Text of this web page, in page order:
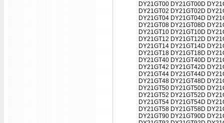
DY21GT00 DY21GT00D
DY21GT02 DY21GT02D
DY21GT04 DY21GT04D
DY21GT08 DY21GT08D
DY21GT10 DY21GT10D
DY21GT12 DY21GT12D
DY21GT14 DY21GT14D
DY21GT18 DY21GT18D
DY21GT40 DY21GT40D
DY21GT42 DY21GT42D
DY21GT44 DY21GT44D
DY21GT48 DY21GT48D
DY21GT50 DY21GT50D
DY21GT52 DY21GT52D
DY21GT54 DY21GT54D
DY21GT58 DY21GT58D
DY21GT90 DY21GT90D